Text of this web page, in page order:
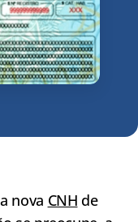
nova CNH de